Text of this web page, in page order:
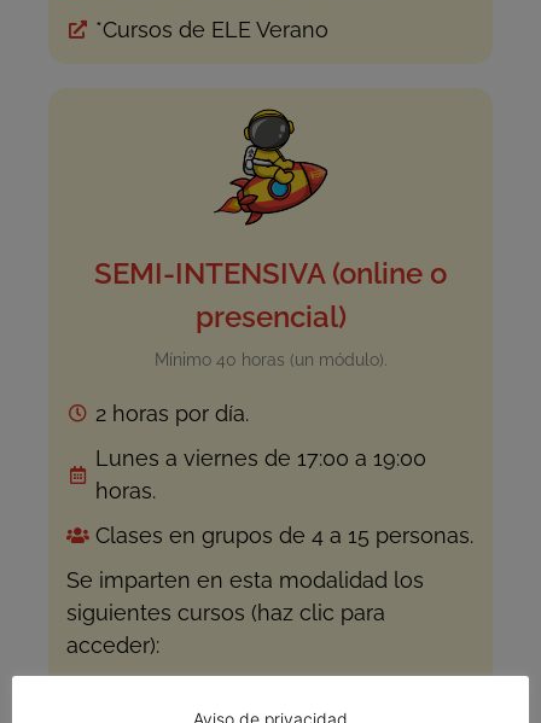
*Cursos de ELE Verano
SEMI-INTENSIVA (online o
presencial)
Mínimo 40 horas (un módulo).
2 horas por día.
Lunes a viernes de 17:00 a 19:00
horas.
Clases en grupos de 4 a 15 personas.
Se imparten en esta modalidad los
siguientes cursos (haz clic para
acceder):